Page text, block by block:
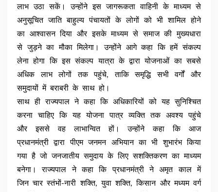
लाभ उठा सकें। उन्होंने इस जागरूकता वाहिनी के माध्यम से
अनुसूचित जाति बाहुल्य पंचायतों के लोगों को भी शामिल होने
का आश्वासन दिया और इसके माध्यम से समाज की मुख्यधारा
से जुड़ने का मौका मिलेगा। उन्होंने आगे कहा कि हमें संकल्प
लेना होगा कि इस संकल्प यात्रा के द्वारा योजनाओं का सबसे
अधिक लाभ लोगों तक पहुंचे, ताकि समृद्धि सभी वर्गों और
समुदायों में बराबरी के साथ हो।
साथ ही राज्यपाल ने कहा कि अधिकारियों को यह सुनिश्चित
करना चाहिए कि यह योजना पात्र व्यक्ति तक अवश्य पहुंचे
और इससे वह लाभान्वित हों। उन्होंने कहा कि आज
प्रधानमंत्री द्वारा पीएम जनमन अभियान का भी शुभारंभ किया
गया है जो जनजातीय समुदाय के लिए सशक्तिकरण का माध्यम
बनेगा। राज्यपाल ने कहा कि प्रधानमंत्री ने अमृत काल में
जिन चार स्तंभों-नारी शक्ति, युवा शक्ति, किसान और मध्यम वर्ग